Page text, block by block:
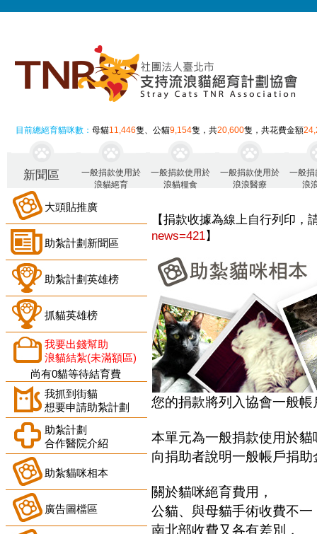
目前總絕育貓咪數：母貓11,446隻、公貓9,154隻，共20,600隻，共花費金額
新聞區
一般捐款使用於
浪貓絕育
一般捐款使用於
浪貓糧食
一般捐款使用於
浪浪醫療
一般捐
浪
大頭貼推廣
助紮計劃新聞區
助紮計劃英雄榜
抓貓英雄榜
我要出錢幫助
浪貓結紮(未滿額區)
尚有0貓等待結育費
我抓到街貓
想要申請助紮計劃
助紮計劃
合作醫院介紹
助紮貓咪相本
廣告圖檔區
【捐款收據為線上自行列印，
news=421】
您的捐款將列入協會一般帳
本單元為一般捐款使用於
向捐助者說明一般帳戶捐
關於貓咪絕育費用，
公貓、與母貓手術收費不一
南北部收費又各有差別，